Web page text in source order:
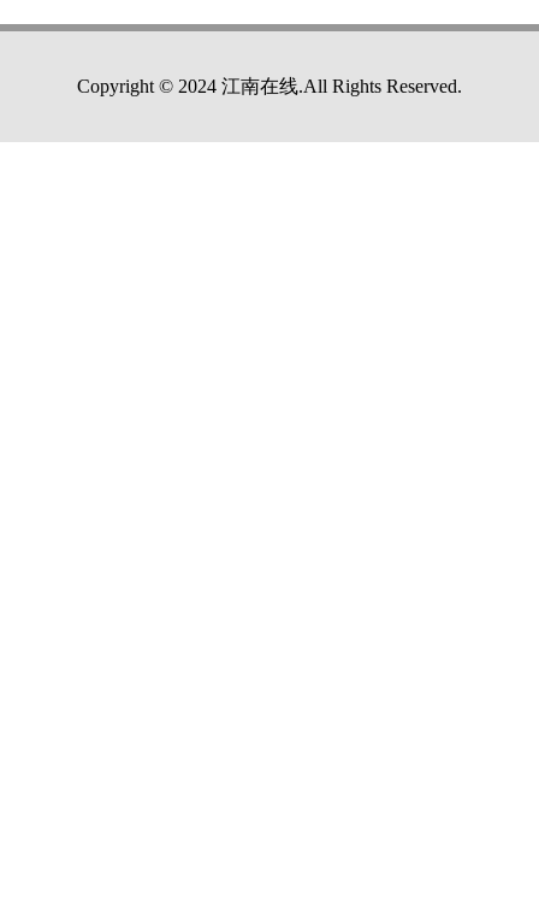
Copyright © 2024 江南在线.All Rights Reserved.